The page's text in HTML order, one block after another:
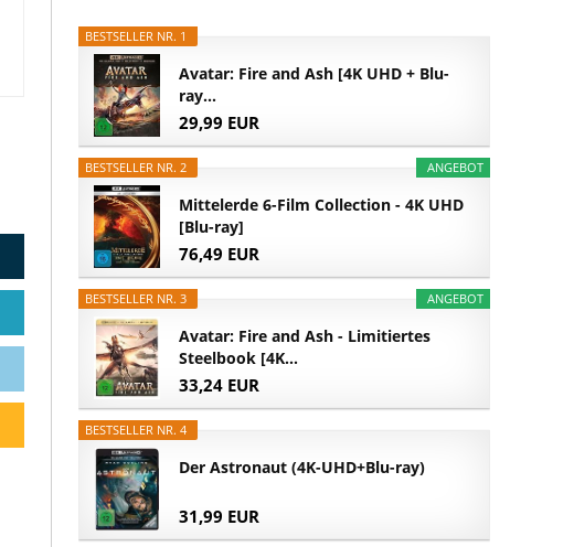
BESTSELLER NR. 1
Avatar: Fire and Ash [4K UHD + Blu-
ray...
29,99 EUR
ANGEBOT
BESTSELLER NR. 2
Mittelerde 6-Film Collection - 4K UHD
[Blu-ray]
76,49 EUR
ANGEBOT
BESTSELLER NR. 3
Avatar: Fire and Ash - Limitiertes
Steelbook [4K...
33,24 EUR
BESTSELLER NR. 4
Der Astronaut (4K-UHD+Blu-ray)
31,99 EUR